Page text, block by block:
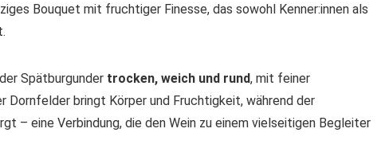
Bouquet mit fruchtiger Finesse, das sowohl Kenner:innen als
Spätburgunder trocken, weich und rund, mit feiner
Dornfelder bringt Körper und Fruchtigkeit, während der
– eine Verbindung, die den Wein zu einem vielseitigen Begleiter